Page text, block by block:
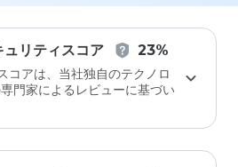
ュリティスコア 23%
コアは、当社独自のテクノロ
門家によるレビューに基づい